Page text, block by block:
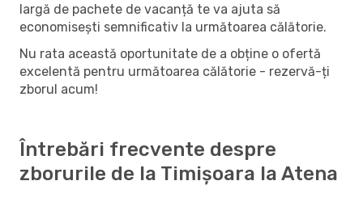
largă de pachete de vacanță te va ajuta să
economisești semnificativ la următoarea călătorie.
Nu rata această oportunitate de a obține o ofertă
excelentă pentru următoarea călătorie - rezervă-ți
zborul acum!
Întrebări frecvente despre
zborurile de la Timișoara la Atena